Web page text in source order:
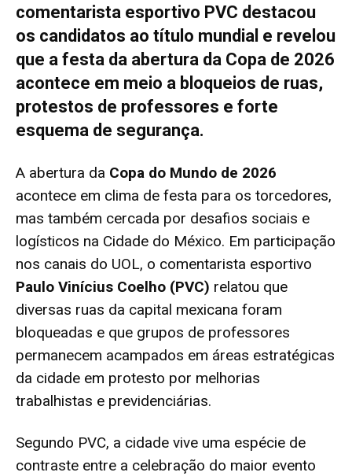
comentarista esportivo PVC destacou
os candidatos ao título mundial e revelou
que a festa da abertura da Copa de 2026
acontece em meio a bloqueios de ruas,
protestos de professores e forte
esquema de segurança.
A abertura da Copa do Mundo de 2026
acontece em clima de festa para os torcedores,
mas também cercada por desafios sociais e
logísticos na Cidade do México. Em participação
nos canais do UOL, o comentarista esportivo
Paulo Vinícius Coelho (PVC) relatou que
diversas ruas da capital mexicana foram
bloqueadas e que grupos de professores
permanecem acampados em áreas estratégicas
da cidade em protesto por melhorias
trabalhistas e previdenciárias.
Segundo PVC, a cidade vive uma espécie de
contraste entre a celebração do maior evento